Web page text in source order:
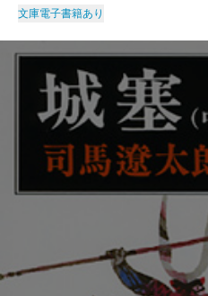
文庫電子書籍あり